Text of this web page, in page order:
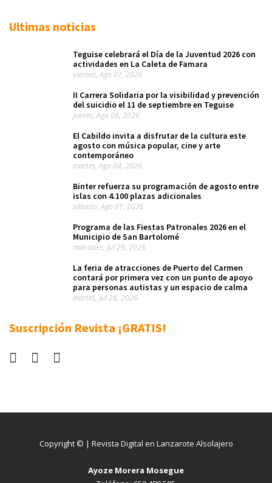
Ultimas noticias
Teguise celebrará el Día de la Juventud 2026 con
actividades en La Caleta de Famara
viernes, Ago 07, 2026
II Carrera Solidaria por la visibilidad y prevención
del suicidio el 11 de septiembre en Teguise
jueves, Ago 06, 2026
El Cabildo invita a disfrutar de la cultura este
agosto con música popular, cine y arte
contemporáneo
martes, Ago 04, 2026
Binter refuerza su programación de agosto entre
islas con 4.100 plazas adicionales
sábado, Ago 01, 2026
Programa de las Fiestas Patronales 2026 en el
Municipio de San Bartolomé
miércoles, Jul 29, 2026
La feria de atracciones de Puerto del Carmen
contará por primera vez con un punto de apoyo
para personas autistas y un espacio de calma
martes, Jul 28, 2026
Suscripción Revista ¡GRATIS!
Copyright © | Revista Digital en Lanzarote Alsolajero
Ayoze Morera Mosegue